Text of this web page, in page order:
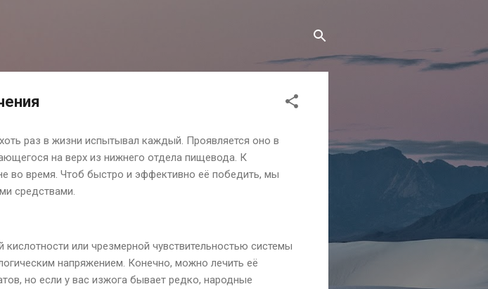
раз в жизни испытывал каждый. Проявляется оно в
на верх из нижнего отдела пищевода. К
во время. Чтоб быстро и эффективно её победить, мы
средствами.
или чрезмерной чувствительностью системы
напряжением. Конечно, можно лечить её
но если у вас изжога бывает редко, народные